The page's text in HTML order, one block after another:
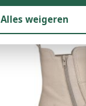
Alles weigeren